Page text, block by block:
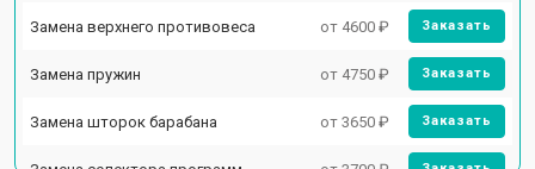
Замена верхнего противовеса от 4600 ₽ Заказать
Замена пружин от 4750 ₽ Заказать
Замена шторок барабана от 3650 ₽ Заказать